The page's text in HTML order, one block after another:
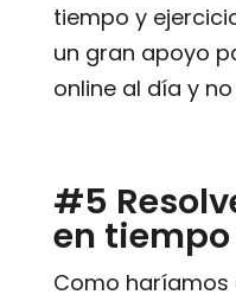
tiempo y
un gran apoyo
online al día y
#5
en
Como haríamos